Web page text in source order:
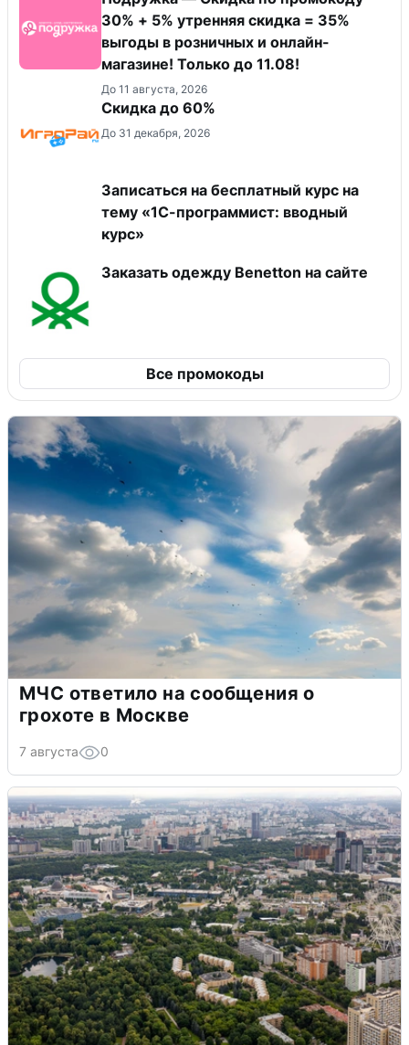
30% + 5% утренняя скидка = 35%
выгоды в розничных и онлайн-
магазине! Только до 11.08!
До 11 августа, 2026
Скидка до 60%
До 31 декабря, 2026
Записаться на бесплатный курс на
тему «1С-программист: вводный
курс»
Заказать одежду Benetton на сайте
Все промокоды
МЧС ответило на сообщения о
грохоте в Москве
7 августа 0